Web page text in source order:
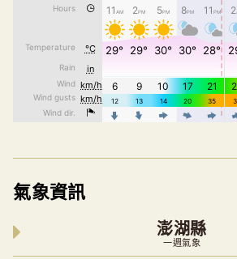
氣象資訊
澎湖縣
一週氣象